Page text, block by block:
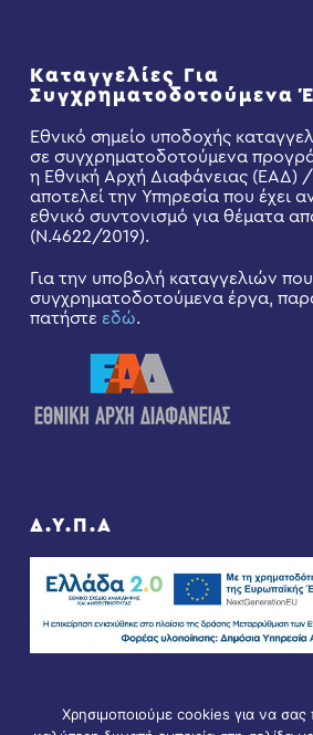
Καταγγελίες Για
Συγχρηματοδοτούμενα
Εθνικό σημείο υποδοχής
σε συγχρηματοδοτούμενα
η Εθνική Αρχή Διαφάνειας (ΕΑΔ)
αποτελεί την Υπηρεσία που έχει
εθνικό συντονισμό για θέματα
(Ν.4622/2019).
Για την υποβολή καταγγελιών
συγχρηματοδοτούμενα έργα,
πατήστε εδώ.
Δ.Υ.Π.Α
Χρησιμοποιούμε cookies για να